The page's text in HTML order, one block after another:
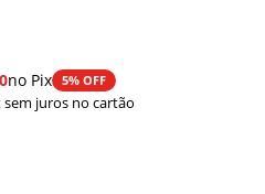
no Pix 5% OFF
sem juros no cartão